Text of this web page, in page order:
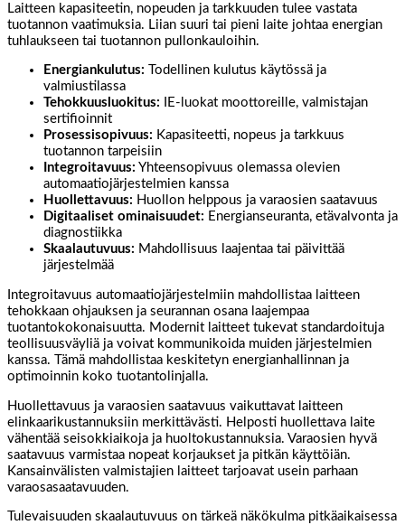
Laitteen kapasiteetin, nopeuden ja tarkkuuden tulee vastata
tuotannon vaatimuksia. Liian suuri tai pieni laite johtaa energian
tuhlaukseen tai tuotannon pullonkauloihin.
Energiankulutus: Todellinen kulutus käytössä ja
valmiustilassa
Tehokkuusluokitus: IE-luokat moottoreille, valmistajan
sertifioinnit
Prosessisopivuus: Kapasiteetti, nopeus ja tarkkuus
tuotannon tarpeisiin
Integroitavuus: Yhteensopivuus olemassa olevien
automaatiojärjestelmien kanssa
Huollettavuus: Huollon helppous ja varaosien saatavuus
Digitaaliset ominaisuudet: Energianseuranta, etävalvonta ja
diagnostiikka
Skaalautuvuus: Mahdollisuus laajentaa tai päivittää
järjestelmää
Integroitavuus automaatiojärjestelmiin mahdollistaa laitteen
tehokkaan ohjauksen ja seurannan osana laajempaa
tuotantokokonaisuutta. Modernit laitteet tukevat standardoituja
teollisuusväyliä ja voivat kommunikoida muiden järjestelmien
kanssa. Tämä mahdollistaa keskitetyn energianhallinnan ja
optimoinnin koko tuotantolinjalla.
Huollettavuus ja varaosien saatavuus vaikuttavat laitteen
elinkaarikustannuksiin merkittävästi. Helposti huollettava laite
vähentää seisokkiaikoja ja huoltokustannuksia. Varaosien hyvä
saatavuus varmistaa nopeat korjaukset ja pitkän käyttöiän.
Kansainvälisten valmistajien laitteet tarjoavat usein parhaan
varaosasaatavuuden.
Tulevaisuuden skaalautuvuus on tärkeä näkökulma pitkäaikaisessa